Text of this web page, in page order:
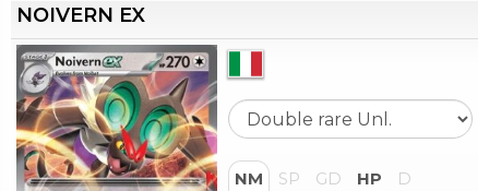
NOIVERN EX
NM SP GD HP D